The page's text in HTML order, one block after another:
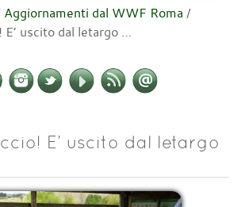
Aggiornamenti dal WWF Roma /
uscito dal letargo …
E’ uscito dal letargo